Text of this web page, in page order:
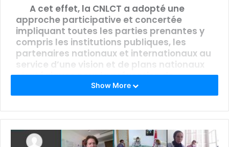
A cet effet, la CNLCT a adopté une
approche participative et concertée
impliquant toutes les parties prenantes y
compris les institutions publiques, les
partenaires nationaux et internationaux au
service d’une vision et de plans nationaux
stratégiques pour la prévention de
l’extrémisme et du terrorisme.
Show More